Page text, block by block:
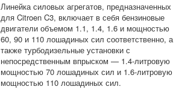
Линейка силовых агрегатов, предназначенных
для Citroen C3, включает в себя бензиновые
двигатели объемом 1.1, 1.4, 1.6 и мощностью
60, 90 и 110 лошадиных сил соответственно, а
также турбодизельные установки с
непосредственным впрыском — 1.4-литровую
мощностью 70 лошадиных сил и 1.6-литровую
мощностью 110 лошадиных сил.